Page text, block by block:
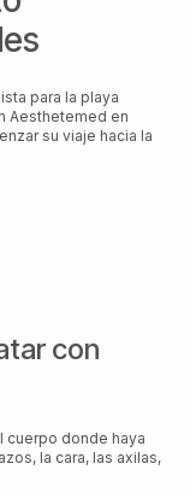
para la playa
Aesthetemed en
su viaje hacia la
con
cuerpo donde haya
la cara, las axilas,